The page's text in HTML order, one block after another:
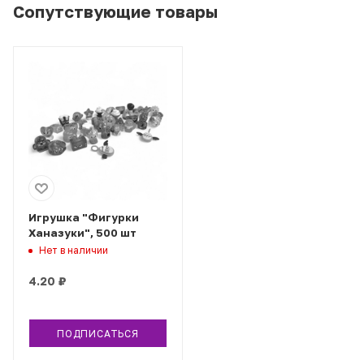
Сопутствующие товары
Игрушка "Фигурки
Ханазуки", 500 шт
Нет в наличии
4.20 ₽
ПОДПИСАТЬСЯ